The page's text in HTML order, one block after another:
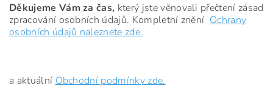
Děkujeme Vám za čas, který jste věnovali přečtení zásad
zpracování osobních údajů. Kompletní znění Ochrany
osobních údajů naleznete zde.
a aktuální Obchodní podmínky zde.